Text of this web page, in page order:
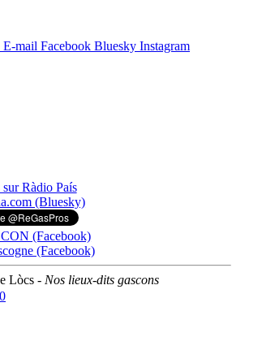
sur Ràdio País
(Bluesky)
(Facebook)
(Facebook)
Lòcs - Nos lieux-dits gascons